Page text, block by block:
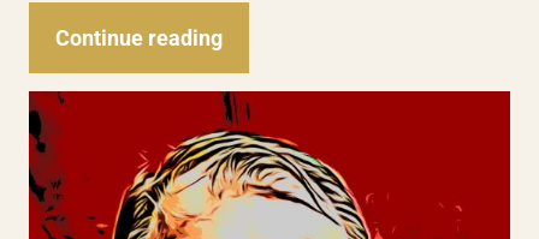
Continue reading